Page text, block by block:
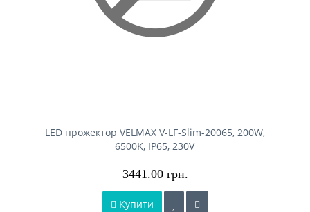
LED прожектор VELMAX V-LF-Slim-20065, 200W,
6500K, IP65, 230V
3441.00 грн.
Купити